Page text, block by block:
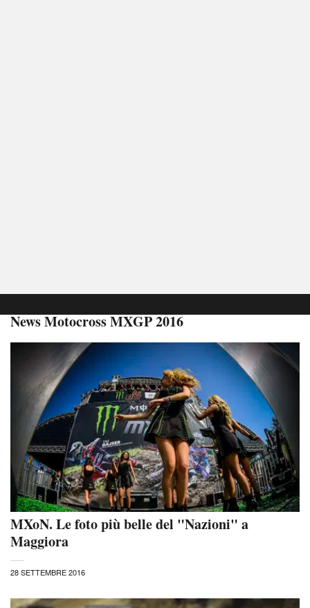
News Motocross MXGP 2016
MXoN. Le foto più belle del "Nazioni" a
Maggiora
28 SETTEMBRE 2016